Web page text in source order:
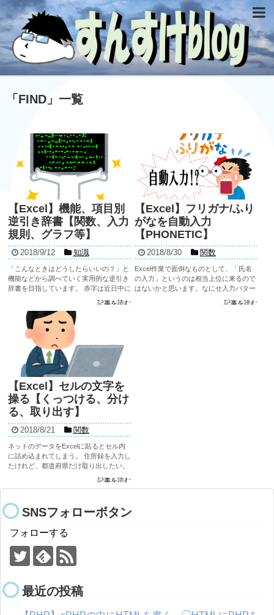
「FIND 」 一覧
【Excel】機能、項目別
逆引き辞書【関数、入力
規則、グラフ等】
2018/9/12 知識
「こんなときはどうしたらいいの？」と
機能などから調べていく実用的な逆引き
辞書を目指しています。 赤字は近日中に
Excel全般の...
記事を読む
【Excel】フリガナ/ふり
がなを自動入力
【PHONETIC】
2018/8/30 関数
Excel作業で面倒なものとして、「氏名
の入力」というのは相当上位に来るので
はないかと思います。なにせ入力パター
記事を読む
【Excel】セルの文字を
操る【くっつける、分け
る、取り出す】
2018/8/21 関数
ネットのデータをExcelに貼るとセル内
に詰め込まれてしまう。 住所録を入力し
たけれど、都道府県だけ取り出したい。
記事を読む
SNSフォローボタン
フォローする
最近の投稿